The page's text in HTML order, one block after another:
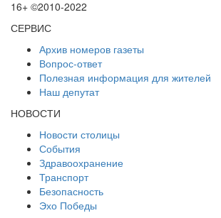
16+ ©2010-2022
СЕРВИС
Архив номеров газеты
Вопрос-ответ
Полезная информация для жителей
Наш депутат
НОВОСТИ
Новости столицы
События
Здравоохранение
Транспорт
Безопасность
Эхо Победы